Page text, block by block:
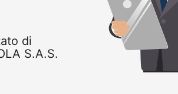
di
S.A.S.